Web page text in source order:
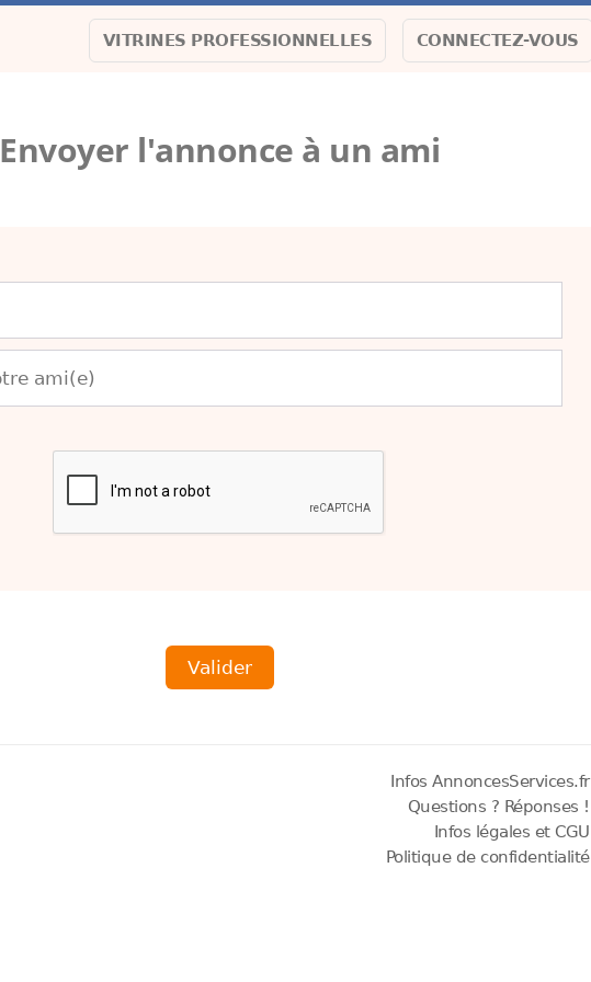
VITRINES PROFESSIONNELLES CONNECTEZ-VOUS
Envoyer l'annonce à un ami
Infos AnnoncesServices.fr
Questions ? Réponses !
Infos légales et CGU
Politique de confidentialité